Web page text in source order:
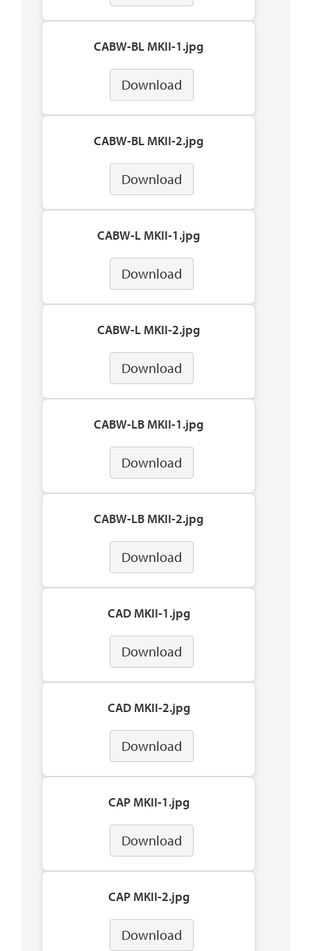
CABW-BL MKII-1.jpg
Download
CABW-BL MKII-2.jpg
Download
CABW-L MKII-1.jpg
Download
CABW-L MKII-2.jpg
Download
CABW-LB MKII-1.jpg
Download
CABW-LB MKII-2.jpg
Download
CAD MKII-1.jpg
Download
CAD MKII-2.jpg
Download
CAP MKII-1.jpg
Download
CAP MKII-2.jpg
Download